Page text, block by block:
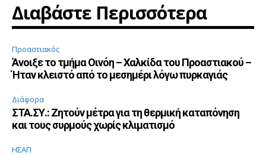
Διαβάστε Περισσότερα
Προαστιακός
Άνοιξε το τμήμα Οινόη – Χαλκίδα του Προαστιακού –
Ήταν κλειστό από το μεσημέρι λόγω πυρκαγιάς
Διάφορα
ΣΤΑ.ΣΥ.: Ζητούν μέτρα για τη θερμική καταπόνηση
και τους συρμούς χωρίς κλιματισμό
ΗΣΑΠ